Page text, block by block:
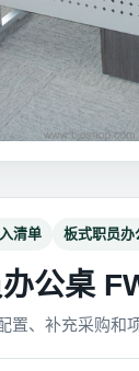
清单 板式职员办
公桌
置、补充采购和